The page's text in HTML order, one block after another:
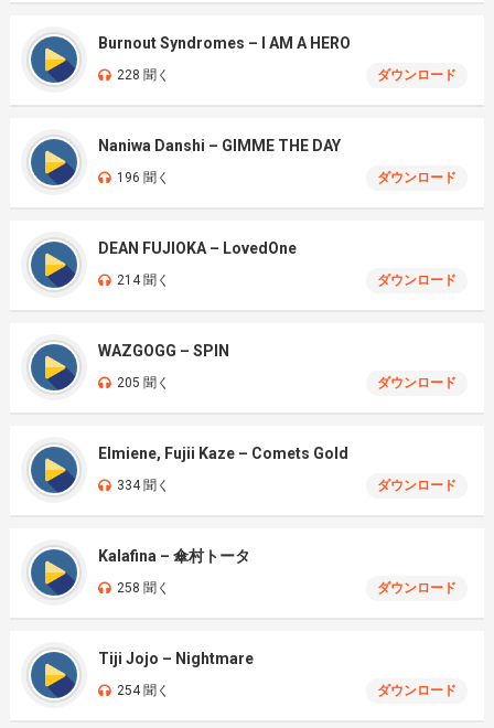
Burnout Syndromes – I AM A HERO
228 聞く ダウンロード
Naniwa Danshi – GIMME THE DAY
196 聞く ダウンロード
DEAN FUJIOKA – LovedOne
214 聞く ダウンロード
WAZGOGG – SPIN
205 聞く ダウンロード
Elmiene, Fujii Kaze – Comets Gold
334 聞く ダウンロード
Kalafina – 傘村トータ
258 聞く ダウンロード
Tiji Jojo – Nightmare
254 聞く ダウンロード